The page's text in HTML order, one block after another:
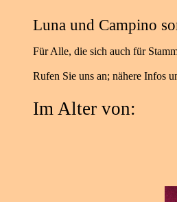
Luna und Campino
Für Alle, die sich auch für
Rufen Sie uns an; nähere Infos
Im Alter von: